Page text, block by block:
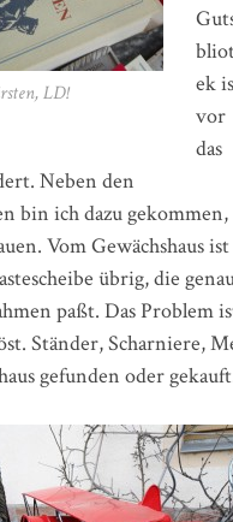
LD!
ek
vor
das
Neben den
bin ich dazu gekommen,
Vom Gewächshaus ist
übrig, die
paßt. Das Problem
Ständer, Scharniere,
gefunden oder